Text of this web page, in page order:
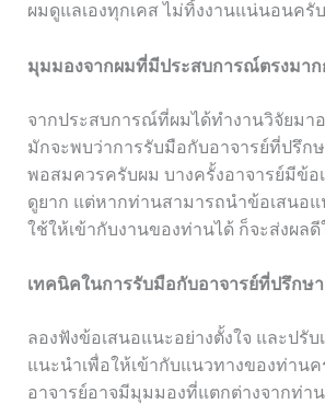
ผมดูแลเองทุกเคส ไม่ทิ้งงานแน่นอนครั
มุมมองจากผมที่มีประสบการณ์ตรงมาก
จากประสบการณ์ที่ผมได้ทำงานวิจัยมา
มักจะพบว่าการรับมือกับอาจารย์ที่ปรึก
พอสมควรครับผม บางครั้งอาจารย์มีข้อ
ดูยาก แต่หากท่านสามารถนำข้อเสนอ
ใช้ให้เข้ากับงานของท่านได้ ก็จะส่งผลดี
เทคนิคในการรับมือกับอาจารย์ที่ปรึกษา
ลองฟังข้อเสนอแนะอย่างตั้งใจ และปรั
แนะนำเพื่อให้เข้ากับแนวทางของท่านค
อาจารย์อาจมีมุมมองที่แตกต่างจากท่า